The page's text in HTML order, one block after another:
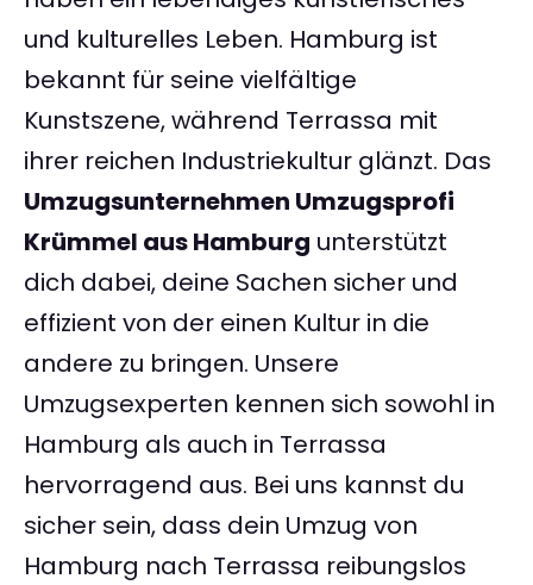
und kulturelles Leben. Hamburg ist
bekannt für seine vielfältige
Kunstszene, während Terrassa mit
ihrer reichen Industriekultur glänzt. Das
Umzugsunternehmen Umzugsprofi
Krümmel aus Hamburg unterstützt
dich dabei, deine Sachen sicher und
effizient von der einen Kultur in die
andere zu bringen. Unsere
Umzugsexperten kennen sich sowohl in
Hamburg als auch in Terrassa
hervorragend aus. Bei uns kannst du
sicher sein, dass dein Umzug von
Hamburg nach Terrassa reibungslos